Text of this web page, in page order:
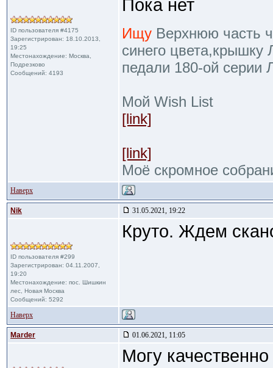
ID пользователя #4175
Зарегистрирован: 18.10.2013,
19:25
Местонахождение: Москва,
Подрезково
Сообщений: 4193
Пока нет
Ищу Верхнюю часть
синего
педали 180-ой серии
Мой Wish List
[link]
[link]
Моё скромное
Наверх
Nik 31.05.2021, 19:22
ID пользователя #299
Зарегистрирован: 04.11.2007,
19:20
Местонахождение: пос. Шишкин
лес, Новая Москва
Сообщений: 5292
Круто. Ждем
Наверх
Marder 01.06.2021, 11:05
Могу